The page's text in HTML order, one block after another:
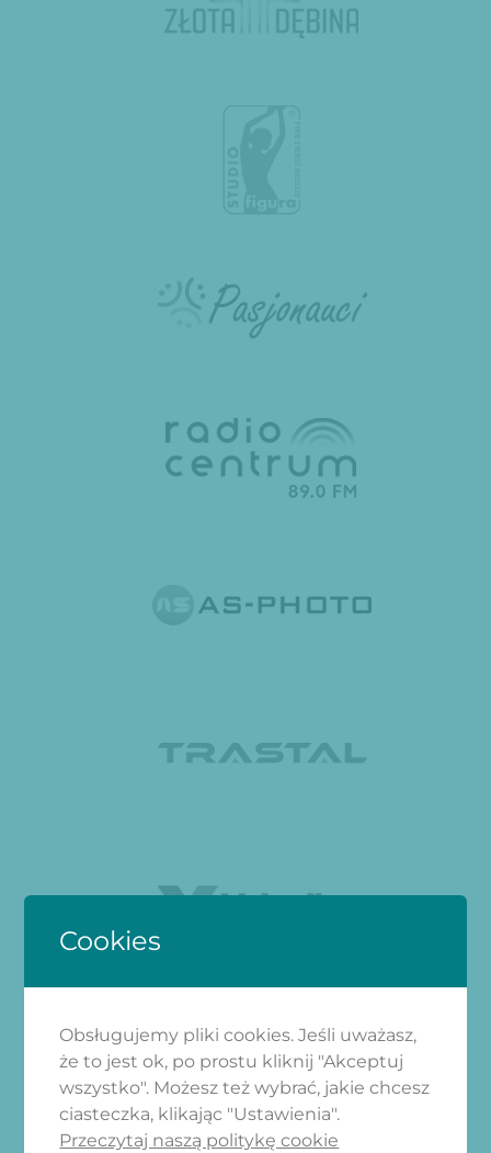
Cookies
Obsługujemy pliki cookies. Jeśli uważasz,
że to jest ok, po prostu kliknij "Akceptuj
wszystko". Możesz też wybrać, jakie chcesz
ciasteczka, klikając "Ustawienia".
Przeczytaj naszą politykę cookie